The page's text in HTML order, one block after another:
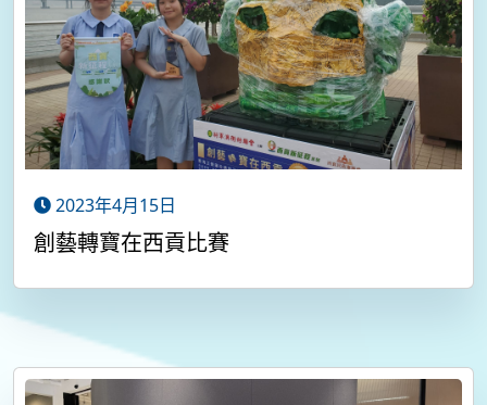
2023年4月15日
創藝轉寶在西貢比賽